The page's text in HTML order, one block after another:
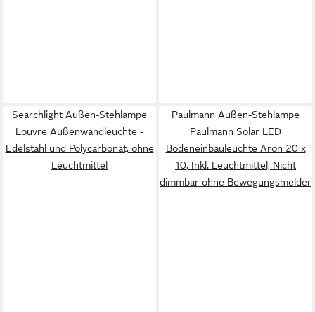
Searchlight Außen-Stehlampe
Louvre Außenwandleuchte -
Edelstahl und Polycarbonat, ohne
Leuchtmittel
Paulmann Außen-Stehlampe
Paulmann Solar LED
Bodeneinbauleuchte Aron 20 x
10, Inkl. Leuchtmittel, Nicht
dimmbar ohne Bewegungsmelder